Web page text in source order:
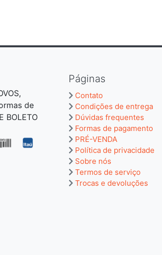
Páginas
Contato
Condições de entrega
Dúvidas frequentes
Formas de pagamento
PRÉ-VENDA
Política de privacidade
Sobre nós
Termos de serviço
Trocas e devoluções
de
BOLETO